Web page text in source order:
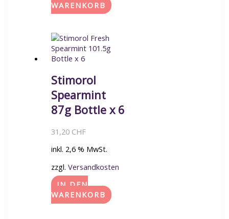
WARENKORB
Stimorol
Spearmint
87g Bottle x 6
31,20 CHF
inkl. 2,6 % MwSt.
zzgl. Versandkosten
IN DEN
WARENKORB